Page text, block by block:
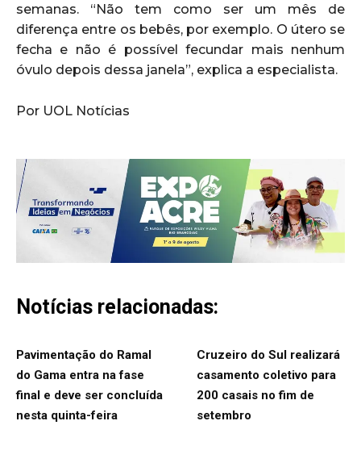
semanas. “Não tem como ser um mês de
diferença entre os bebês, por exemplo. O útero se
fecha e não é possível fecundar mais nenhum
óvulo depois dessa janela”, explica a especialista.
Por UOL Notícias
Notícias relacionadas:
Pavimentação do Ramal
do Gama entra na fase
final e deve ser concluída
nesta quinta-feira
Cruzeiro do Sul realizará
casamento coletivo para
200 casais no fim de
setembro